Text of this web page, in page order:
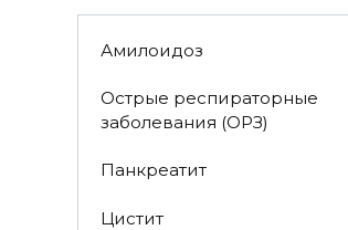
Амилоидоз
Острые респираторные
заболевания (ОРЗ)
Панкреатит
Цистит